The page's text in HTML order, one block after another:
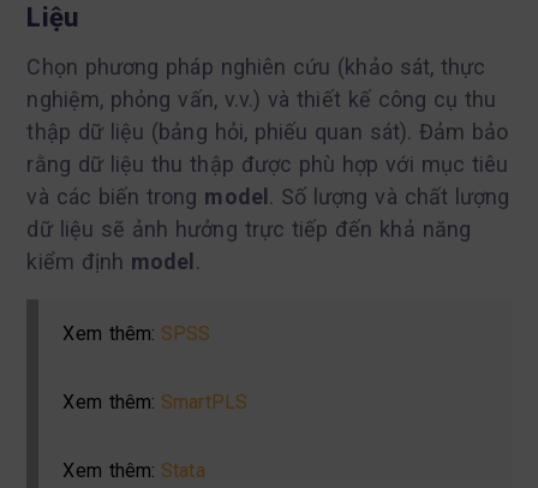
Liệu
Chọn phương pháp nghiên cứu (khảo sát, thực
nghiệm, phỏng vấn, v.v.) và thiết kế công cụ thu
thập dữ liệu (bảng hỏi, phiếu quan sát). Đảm bảo
rằng dữ liệu thu thập được phù hợp với mục tiêu
và các biến trong model. Số lượng và chất lượng
dữ liệu sẽ ảnh hưởng trực tiếp đến khả năng
kiểm định model.
Xem thêm: SPSS
Xem thêm: SmartPLS
Xem thêm: Stata